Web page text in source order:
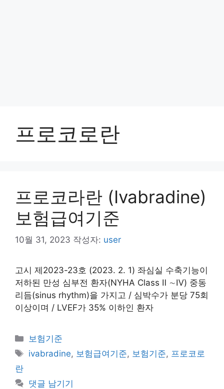
프로코로란
프로코라란 (Ivabradine)
보험급여기준
10월 31, 2023 작성자: user
고시 제2023-23호 (2023. 2. 1) 좌심실 수축기능이
저하된 만성 심부전 환자(NYHA Class Ⅱ ∼Ⅳ) 중동
리듬(sinus rhythm)을 가지고 / 심박수가 분당 75회
이상이며 / LVEF가 35% 이하인 환자
카
테
보험기준
태
ivabradine, 보험급여기준, 보험기준, 프로코로
란
댓글 남기기